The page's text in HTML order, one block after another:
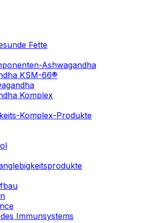
Fette
Ashwagandha
KSM-66®
Komplex
Komplex-Produkte
Immunsystems